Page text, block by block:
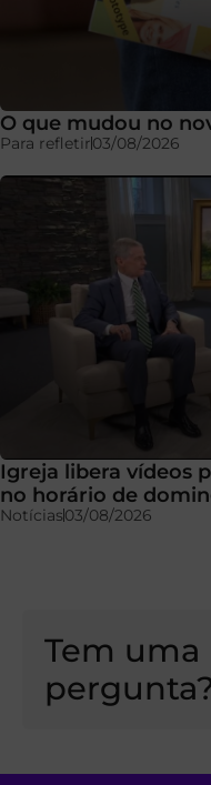
O que mudou no
Para refletir03/08/2026
Igreja libera vídeos
no horário de
Notícias03/08/2026
Tem uma